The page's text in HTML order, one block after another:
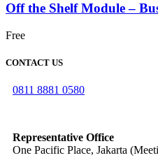
Off the Shelf Module –
Free
CONTACT US
0811 8881 0580
Representative Office
One Pacific Place, Jakarta